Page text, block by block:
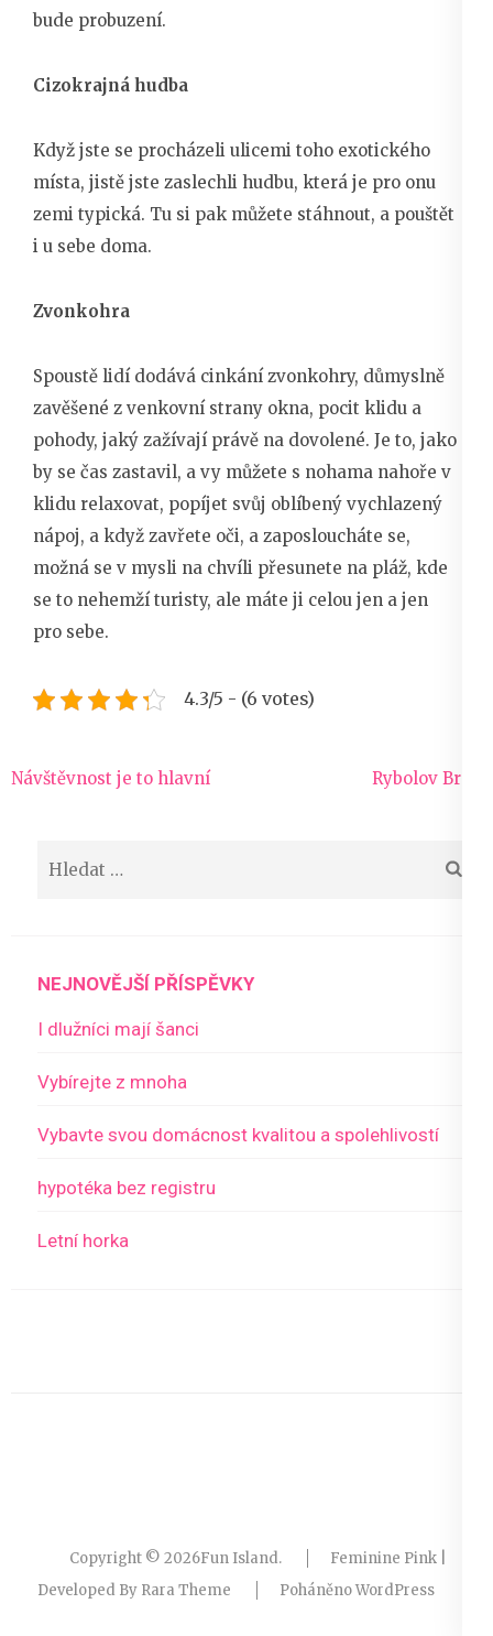
bude probuzení.
Cizokrajná hudba
Když jste se procházeli ulicemi toho exotického
místa, jistě jste zaslechli hudbu, která je pro onu
zemi typická. Tu si pak můžete stáhnout, a pouštět
i u sebe doma.
Zvonkohra
Spoustě lidí dodává cinkání zvonkohry, důmyslně
zavěšené z venkovní strany okna, pocit klidu a
pohody, jaký zažívají právě na dovolené. Je to, jako
by se čas zastavil, a vy můžete s nohama nahoře v
klidu relaxovat, popíjet svůj oblíbený vychlazený
nápoj, a když zavřete oči, a zaposloucháte se,
možná se v mysli na chvíli přesunete na pláž, kde
se to nehemží turisty, ale máte ji celou jen a jen
pro sebe.
4.3/5 - (6 votes)
Navigace
Návštěvnost je to hlavní Rybolov Brno
NEJNOVĚJŠÍ PŘÍSPĚVKY
I dlužníci mají šanci
Vybírejte z mnoha
Vybavte svou domácnost kvalitou a spolehlivostí
hypotéka bez registru
Letní horka
Copyright © 2026Fun Island.
Feminine Pink |
Developed By Rara Theme PoháněnoWordPress